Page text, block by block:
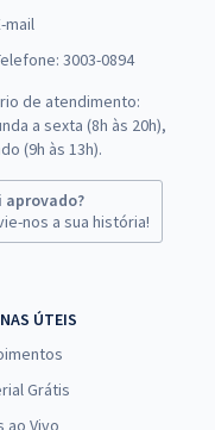
mail
3003-0894
de atendimento:
a sexta (8h às 20h),
(9h às 13h).
aprovado?
nos a sua história!
ÚTEIS
Grátis
ao Vivo